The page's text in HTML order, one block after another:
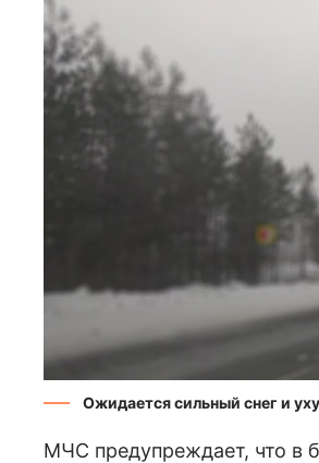
Ожидается сильный снег и
МЧС предупреждает, что в